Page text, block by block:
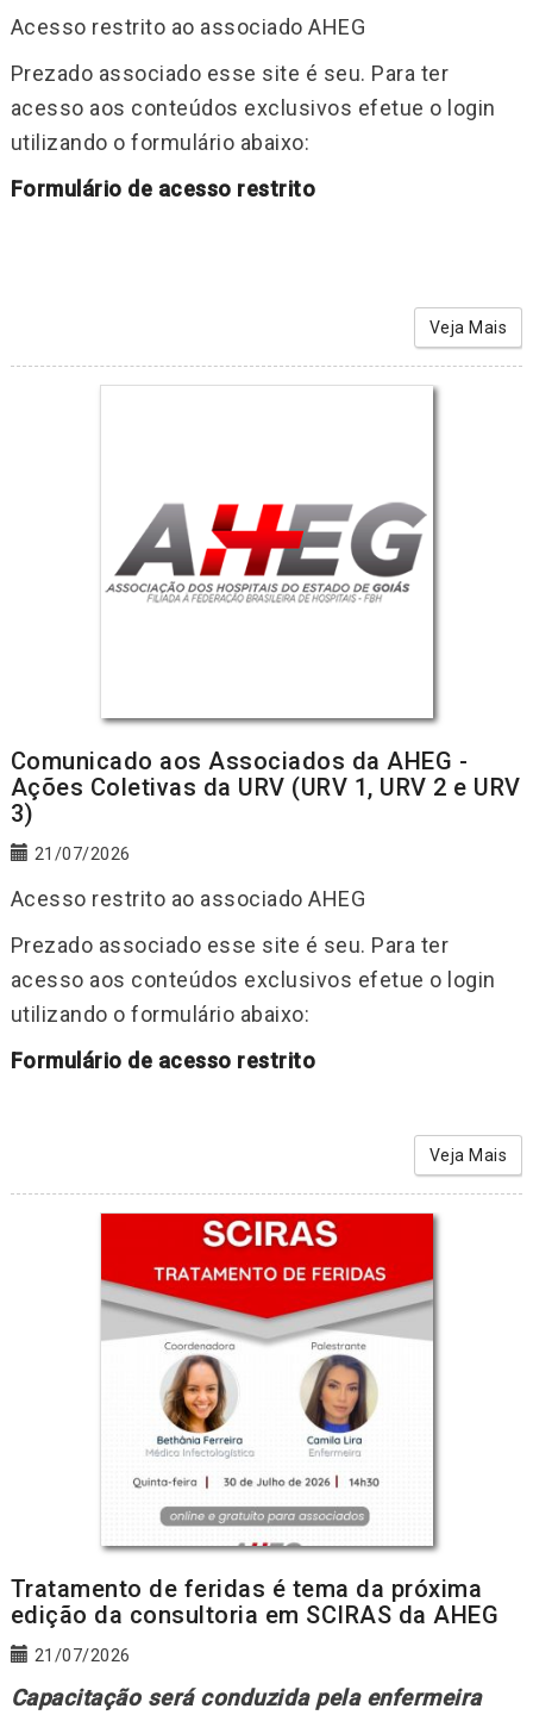
Acesso restrito ao associado AHEG
Prezado associado esse site é seu. Para ter
acesso aos conteúdos exclusivos efetue o login
utilizando o formulário abaixo:
Formulário de acesso restrito
Veja Mais
Comunicado aos Associados da AHEG -
Ações Coletivas da URV (URV 1, URV 2 e URV
3)
21/07/2026
Acesso restrito ao associado AHEG
Prezado associado esse site é seu. Para ter
acesso aos conteúdos exclusivos efetue o login
utilizando o formulário abaixo:
Formulário de acesso restrito
Veja Mais
Tratamento de feridas é tema da próxima
edição da consultoria em SCIRAS da AHEG
21/07/2026
Capacitação será conduzida pela enfermeira